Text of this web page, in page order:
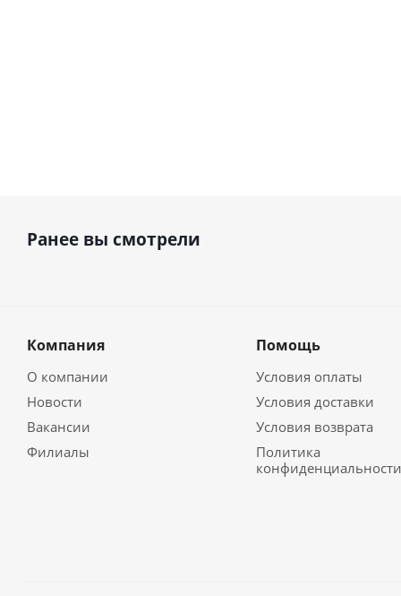
Ранее вы смотрели
Компания
О компании
Новости
Вакансии
Филиалы
Помощь
Условия оплаты
Условия доставки
Условия возврата
Политика
конфиденциальности